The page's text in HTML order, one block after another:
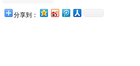
分享到：